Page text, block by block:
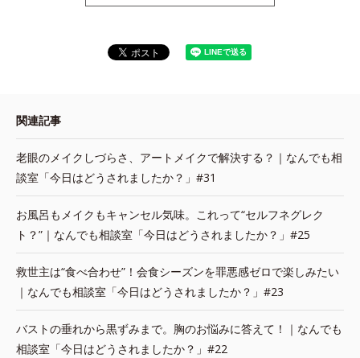
関連記事
老眼のメイクしづらさ、アートメイクで解決する？｜なんでも相
談室「今日はどうされましたか？」#31
お風呂もメイクもキャンセル気味。これって“セルフネグレク
ト？”｜なんでも相談室「今日はどうされましたか？」#25
救世主は“食べ合わせ”！会食シーズンを罪悪感ゼロで楽しみたい
｜なんでも相談室「今日はどうされましたか？」#23
バストの垂れから黒ずみまで。胸のお悩みに答えて！｜なんでも
相談室「今日はどうされましたか？」#22